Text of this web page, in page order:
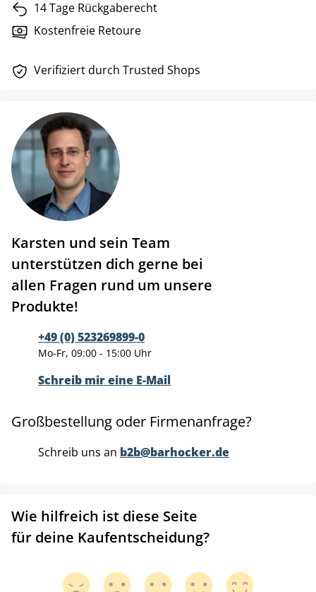
14 Tage Rückgaberecht
Kostenfreie Retoure
Verifiziert durch Trusted Shops
Karsten und sein Team
unterstützen dich gerne bei
allen Fragen rund um unsere
Produkte!
+49 (0) 523269899-0
Mo-Fr, 09:00 - 15:00 Uhr
Schreib mir eine E-Mail
Großbestellung oder Firmenanfrage?
Schreib uns an b2b@barhocker.de
Wie hilfreich ist diese Seite
für deine Kaufentscheidung?